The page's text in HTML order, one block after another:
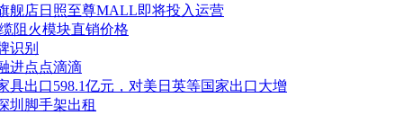
舰店日照至尊MALL即将投入运营
阻火模块直销价格
识别
进点点滴滴
具出口598.1亿元，对美日英等国家出口大增
圳脚手架出租